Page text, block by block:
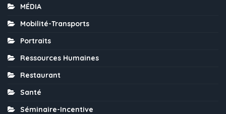
MÉDIA
Mobilité-Transports
Portraits
Ressources Humaines
Restaurant
Santé
Séminaire-Incentive